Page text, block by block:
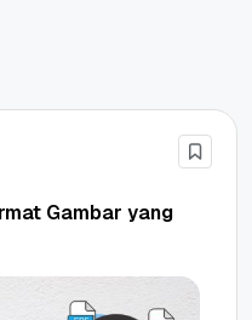
Gambar yang